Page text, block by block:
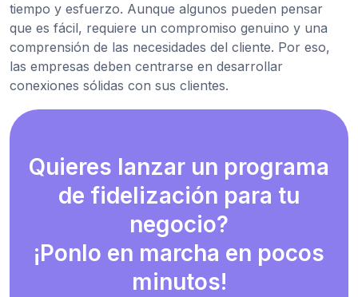
tiempo y esfuerzo. Aunque algunos pueden pensar
que es fácil, requiere un compromiso genuino y una
comprensión de las necesidades del cliente. Por eso,
las empresas deben centrarse en desarrollar
conexiones sólidas con sus clientes.
Quieres lanzar un programa
de fidelización para tu
negocio?
¡Ponlo en marcha en pocos
minutos!